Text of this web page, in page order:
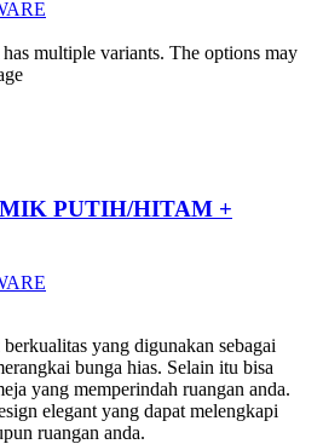
multiple variants. The options may
PUTIH/HITAM +
yang digunakan sebagai
bunga hias. Selain itu bisa
yang memperindah ruangan anda.
elegant yang dapat melengkapi
ruangan anda.